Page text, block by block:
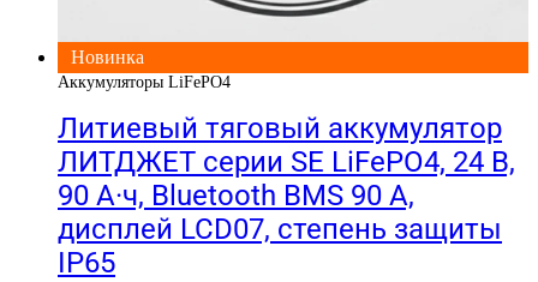
Новинка
Аккумуляторы LiFePO4
Литиевый тяговый аккумулятор
ЛИТДЖЕТ серии SE LiFePO4, 24 В,
90 А·ч, Bluetooth BMS 90 А,
дисплей LCD07, степень защиты
IP65